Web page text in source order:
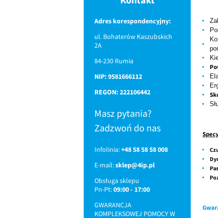
Adres korespondencyjny:
ul. Bohaterów Kaszubskich
2A
84-230 Rumia
NIP: 9581666112
REGON: 222106442
Masz pytania?
Zadzwoń do nas
Infolinia:+48 58 58 58 008
E-mail:sklep@4ip.pl
Obsługa sklepu
Pn-Pt:09:00 - 17:00
GWARANCJA
KOMPLEKSOWEJ POMOCY W